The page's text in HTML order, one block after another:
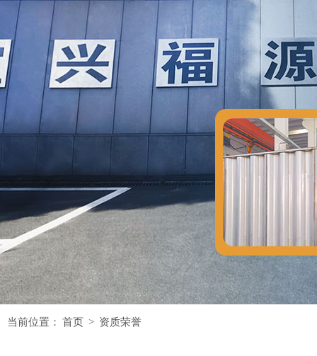
当前位置： 首页 > 资质荣誉